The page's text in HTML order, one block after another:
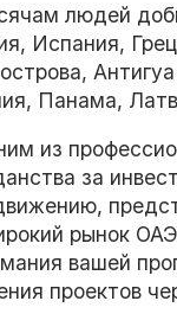
людей
Испания,
Панама,
из
за
рынок
вашей
проектов